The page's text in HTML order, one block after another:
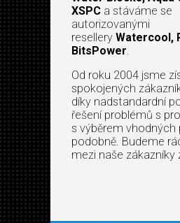
XSPC a stáváme se
autorizovanými
resellery Watercool,
BitsPower.
Od roku 2004 jsme
spokojených
díky nadstandardní
řešení problémů s
s výběrem vhodných
podobně. Budeme
mezi naše zákazníky